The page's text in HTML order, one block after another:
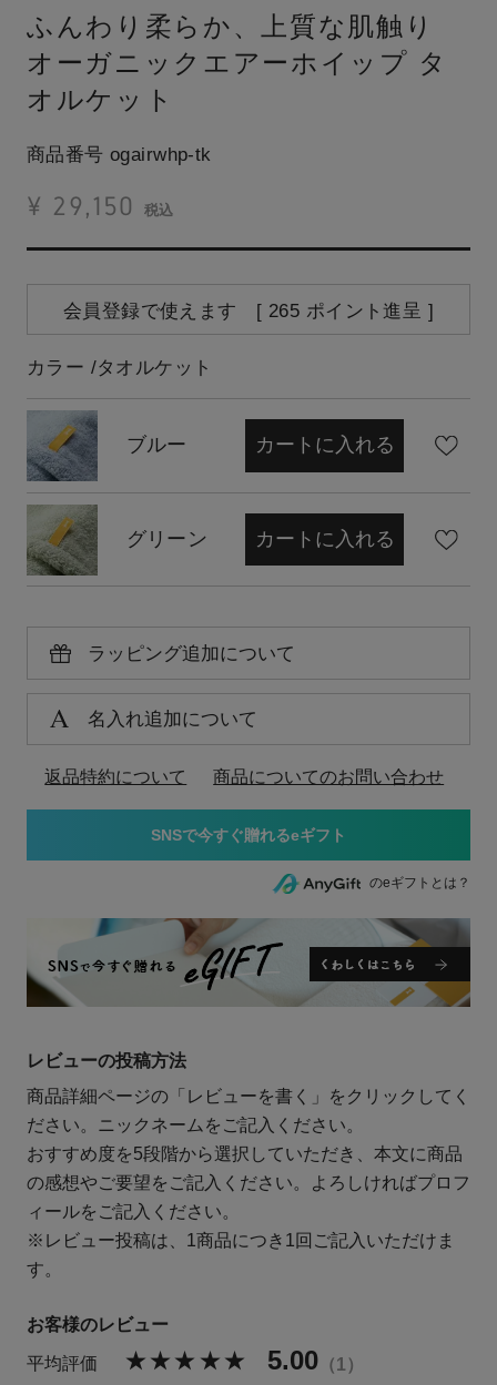
ふんわり柔らか、上質な肌触り
オーガニックエアーホイップ タ
オルケット
商品番号 ogairwhp-tk
¥ 29,150 税込
会員登録で使えます [ 265 ポイント進呈 ]
カラー タオルケット
ブルー カートに入れる
グリーン カートに入れる
ラッピング追加について
名入れ追加について
返品特約について 商品についてのお問い合わせ
のeギフトとは？
レビューの投稿方法
商品詳細ページの「レビューを書く」をクリックしてく
ださい。ニックネームをご記入ください。
おすすめ度を5段階から選択していただき、本文に商品
の感想やご要望をご記入ください。よろしければプロフ
ィールをご記入ください。
※レビュー投稿は、1商品につき1回ご記入いただけま
す。
5.00 1